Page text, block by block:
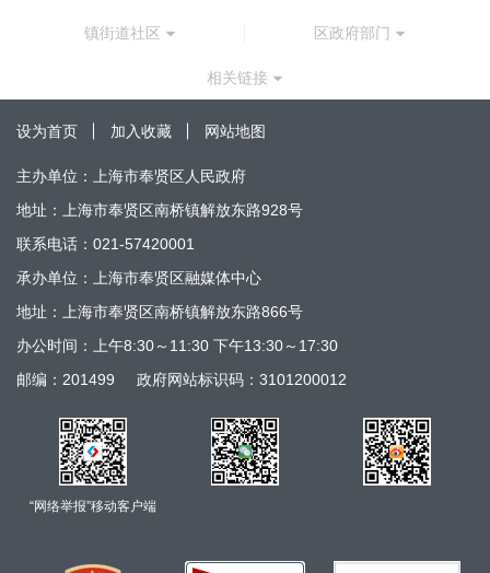
镇街道社区 区政府部门
相关链接
设为首页 加入收藏 网站地图
主办单位：上海市奉贤区人民政府
地址：上海市奉贤区南桥镇解放东路928号
联系电话：021-57420001
承办单位：上海市奉贤区融媒体中心
地址：上海市奉贤区南桥镇解放东路866号
办公时间：上午8:30～11:30 下午13:30～17:30
邮编：201499
政府网站标识码：3101200012
“网络举报”移动客户端